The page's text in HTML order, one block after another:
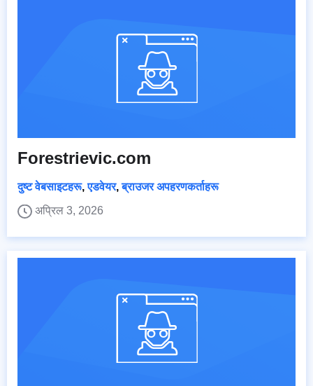
Forestrievic.com
दुष्ट वेबसाइटहरू,एडवेयर,ब्राउजर अपहरणकर्ताहरू
अप्रिल 3, 2026